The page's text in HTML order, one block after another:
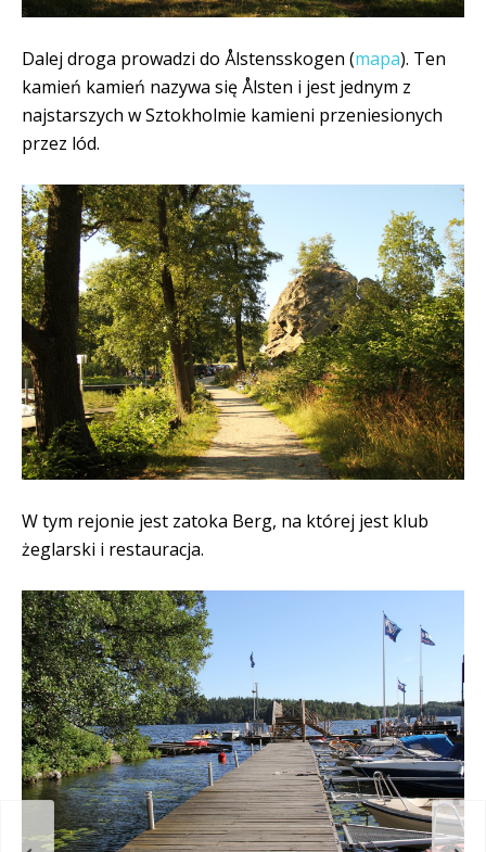
Dalej droga prowadzi do Ålstensskogen (mapa). Ten
kamień kamień nazywa się Ålsten i jest jednym z
najstarszych w Sztokholmie kamieni przeniesionych
przez lód.
W tym rejonie jest zatoka Berg, na której jest klub
żeglarski i restauracja.